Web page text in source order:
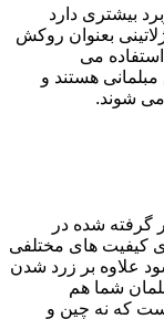
بیشتری دارد
بعنوان روکش
می
هستند و
شوند.
گرفته شده در
کیفیت های مختلفی
علاوه بر زرد شدن
شما هم
که نه چین و